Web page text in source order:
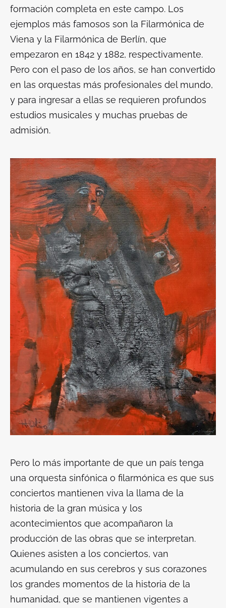
formación completa en este campo. Los
ejemplos más famosos son la Filarmónica de
Viena y la Filarmónica de Berlín, que
empezaron en 1842 y 1882, respectivamente.
Pero con el paso de los años, se han convertido
en las orquestas más profesionales del mundo,
y para ingresar a ellas se requieren profundos
estudios musicales y muchas pruebas de
admisión.
Pero lo más importante de que un país tenga
una orquesta sinfónica o filarmónica es que sus
conciertos mantienen viva la llama de la
historia de la gran música y los
acontecimientos que acompañaron la
producción de las obras que se interpretan.
Quienes asisten a los conciertos, van
acumulando en sus cerebros y sus corazones
los grandes momentos de la historia de la
humanidad, que se mantienen vigentes a